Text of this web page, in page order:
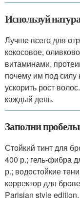
Используй
Лучше всего для
кокосовое,
витаминами,
почему им под
ускорить рост
каждый день.
Заполни пробелы
Стойкий тинт для
400 р.; гель-фибра
р.; водостойкие
корректор для
Parisian style